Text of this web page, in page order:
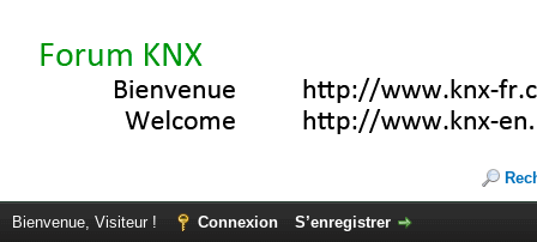
Bienvenue, Visiteur ! Connexion S’enregistrer